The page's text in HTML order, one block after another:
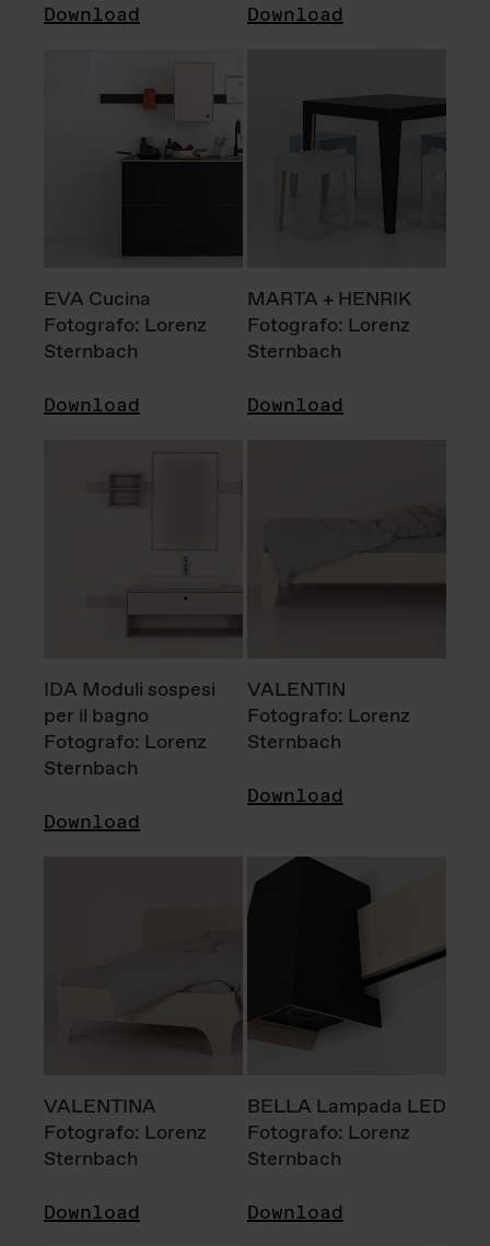
Download Download
EVA Cucina
Fotografo: Lorenz
Sternbach
Download
MARTA + HENRIK
Fotografo: Lorenz
Sternbach
Download
IDA Moduli sospesi
per il bagno
Fotografo: Lorenz
Sternbach
Download
VALENTIN
Fotografo: Lorenz
Sternbach
Download
VALENTINA
Fotografo: Lorenz
Sternbach
Download
BELLA Lampada LED
Fotografo: Lorenz
Sternbach
Download